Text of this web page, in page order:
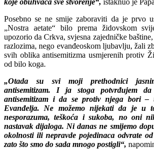
Posebno se ne smije zaboraviti da je prvo
„Nostra aetate“ bilo prema židovskom
upozorio da Crkva, svjesna zajedničke
razlozima, nego evanđeoskom ljubavlju, žali
svih oblika antisemitizma usmjerenih protiv
od bilo koga.
„Otada su svi moji prethodnici
antisemitizam. I ja stoga potvrđujem
antisemitizam i da se protiv njega bori –
Evanđelja. Ne možemo nijekati da je u
nesporazuma, teškoća i sukoba, no oni
nastavak dijaloga. Ni danas ne smijemo
okolnosti ili nepravde pojedinaca odvrate
zato što smo do sada mnogo postigli“,